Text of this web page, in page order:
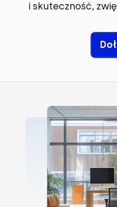
i skuteczność,